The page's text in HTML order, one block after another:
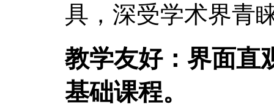
具，深受学术界青
教学友好：界面直
基础课程。